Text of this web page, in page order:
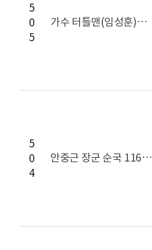
5
0
5
가수 터틀맨(임성훈)님 18주기 추모식 거행
5
0
4
안중근 장군 순국 116주기 추모식